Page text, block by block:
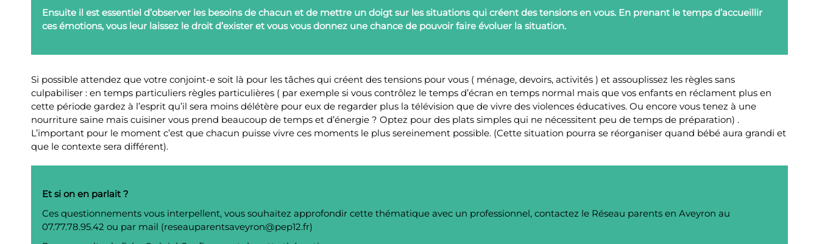
Ensuite il est essentiel d’observer les besoins de chacun et de mettre un doigt sur les situations qui créent des tensions en vous. En prenant le temps d’accueillir
ces émotions, vous leur laissez le droit d’exister et vous vous donnez une chance de pouvoir faire évoluer la situation.
Si possible attendez que votre conjoint-e soit là pour les tâches qui créent des tensions pour vous ( ménage, devoirs, activités ) et assouplissez les règles sans
culpabiliser : en temps particuliers règles particulières ( par exemple si vous contrôlez le temps d’écran en temps normal mais que vos enfants en réclament plus en
cette période gardez à l’esprit qu’il sera moins délétère pour eux de regarder plus la télévision que de vivre des violences éducatives. Ou encore vous tenez à une
nourriture saine mais cuisiner vous prend beaucoup de temps et d’énergie ? Optez pour des plats simples qui ne nécessitent peu de temps de préparation) .
L’important pour le moment c’est que chacun puisse vivre ces moments le plus sereinement possible. (Cette situation pourra se réorganiser quand bébé aura grandi et
que le contexte sera différent).
Et si on en parlait ?
Ces questionnements vous interpellent, vous souhaitez approfondir cette thématique avec un professionnel, contactez le Réseau parents en Aveyron au
07.77.78.95.42 ou par mail (reseauparentsaveyron@pep12.fr)